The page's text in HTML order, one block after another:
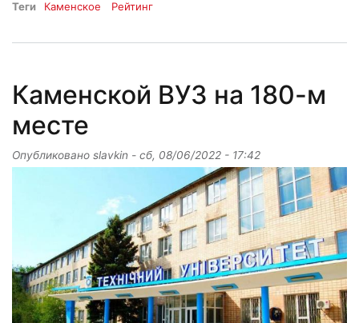
Теги Каменское Рейтинг
Каменской ВУЗ на 180-м
месте
Опубликовано slavkin - сб, 08/06/2022 - 17:42